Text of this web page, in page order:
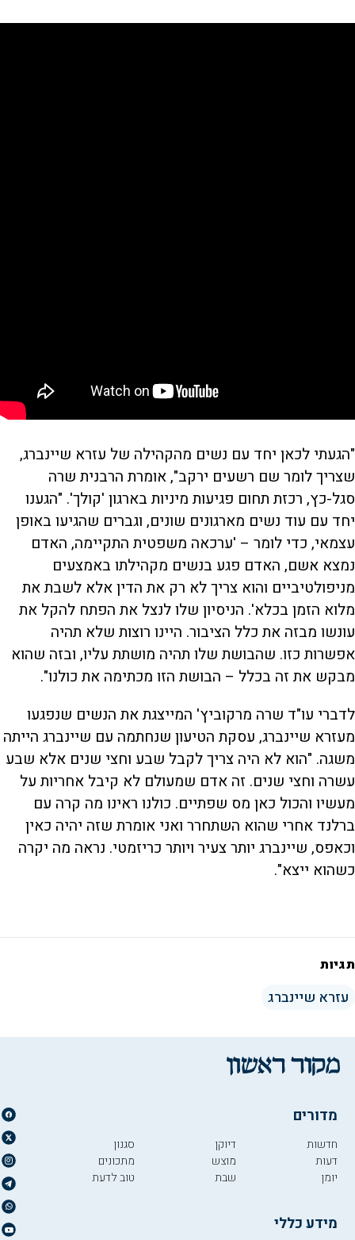
"הגעתי לכאן יחד עם נשים מהקהילה של עזרא שיינברג,
שצריך לומר שם רשעים ירקב", אומרת הרבנית שרה
סגל-כץ, רכזת תחום פגיעות מיניות בארגון 'קולך'. "הגענו
יחד עם עוד נשים מארגונים שונים, וגברים שהגיעו באופן
עצמאי, כדי לומר – 'ערכאה משפטית התקיימה, האדם
נמצא אשם, האדם פגע בנשים מקהילתו באמצעים
מניפולטיביים והוא צריך לא רק את הדין אלא לשבת את
מלוא הזמן בכלא'. הניסיון שלו לנצל את הפתח להקל את
עונשו מבזה את כלל הציבור. היינו רוצות שלא תהיה
אפשרות כזו. שהבושת שלו תהיה מושתת עליו, ובזה שהוא
מבקש את זה בכלל – הבושת הזו מכתימה את כולנו".
לדברי עו"ד שרה מרקוביץ' המייצגת את הנשים שנפגעו
מעזרא שיינברג, עסקת הטיעון שנחתמה עם שיינברג הייתה
משגה. "הוא לא היה צריך לקבל שבע וחצי שנים אלא שבע
עשרה וחצי שנים. זה אדם שמעולם לא קיבל אחריות על
מעשיו והכול כאן מס שפתיים. כולנו ראינו מה קרה עם
ברלנד אחרי שהוא השתחרר ואני אומרת שזה יהיה כאין
וכאפס, שיינברג יותר צעיר ויותר כריזמטי. נראה מה יקרה
כשהוא ייצא".
תגיות
עזרא שיינברג
מדורים
חדשות
דעות
יומן
דיוקן
מוצש
שבת
סגנון
מתכונים
טוב לדעת
מידע כללי